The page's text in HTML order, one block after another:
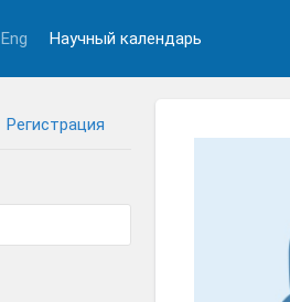
Eng Научный календарь
Регистрация